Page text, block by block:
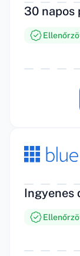
30 napos
Ingyenes